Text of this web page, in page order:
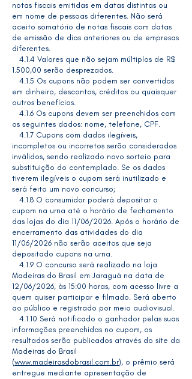
notas fiscais emitidas em datas distintas ou
em nome de pessoas diferentes. Não será
aceito somatório de notas fiscais com datas
de emissão de dias anteriores ou de empresas
diferentes.
4.1.4 Valores que não sejam múltiplos de R$
1.500,00 serão desprezados.
4.1.5 Os cupons não podem ser convertidos
em dinheiro, descontos, créditos ou quaisquer
outros benefícios.
4.1.6 Os cupons devem ser preenchidos com
os seguintes dados: nome, telefone, CPF.
4.1.7 Cupons com dados ilegíveis,
incompletos ou incorretos serão considerados
inválidos, sendo realizado novo sorteio para
substituição do contemplado. Se os dados
tiverem ilegíveis o cupom será inutilizado e
será feito um novo concurso;
4.1.8 O consumidor poderá depositar o
cupom na urna até o horário de fechamento
das lojas do dia 11/06/2026. Após o horário de
encerramento das atividades do dia
11/06/2026 não serão aceitos que seja
depositado cupons na urna.
4.1.9 O concurso será realizado na loja
Madeiras do Brasil em Jaraguá na data de
12/06/2026, às 15:00 horas, com acesso livre a
quem quiser participar e filmado. Será aberto
ao público e registrado por meio audiovisual.
4.1.10 Será notificado o ganhador pelas suas
informações preenchidas no cupom, os
resultados serão publicados através do site da
Madeiras do Brasil
(www.madeirasdobrasil.com.br), o prêmio será
entregue mediante apresentação de